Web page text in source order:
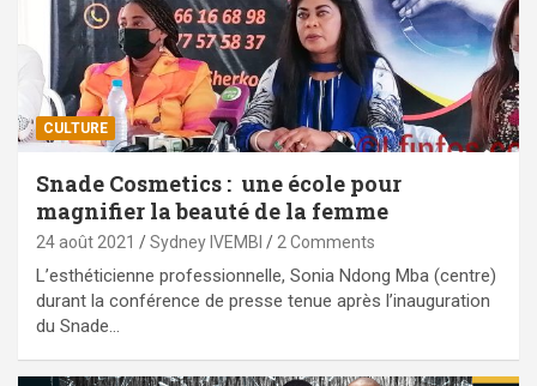
CULTURE
Snade Cosmetics : une école pour
magnifier la beauté de la femme
24 août 2021 Sydney IVEMBI 2 Comments
L’esthéticienne professionnelle, Sonia Ndong Mba (centre)
durant la conférence de presse tenue après l’inauguration
du Snade…